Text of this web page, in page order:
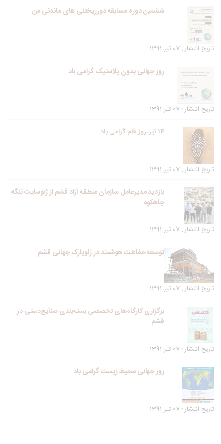
ششمین دوره مسابقه دورریختنی های ماندنی من
تاریخ انتشار : 07 تیر 1391
روز جهانی بدون پلاستیک گرامی باد
تاریخ انتشار : 07 تیر 1391
۱۴ تیر، روز قلم گرامی باد
تاریخ انتشار : 07 تیر 1391
بازدید مدیرعامل سازمان منطقه آزاد قشم از ژئوسایت تنگه
چاهکوه
تاریخ انتشار : 07 تیر 1391
توسعه حفاظت هوشمند در ژئوپارک جهانی قشم
تاریخ انتشار : 07 تیر 1391
برگزاری کارگاه‌های تخصصی بسته‌بندی صنایع‌دستی در
قشم
تاریخ انتشار : 07 تیر 1391
روز جهانی محیط زیست گرامی باد
تاریخ انتشار : 07 تیر 1391